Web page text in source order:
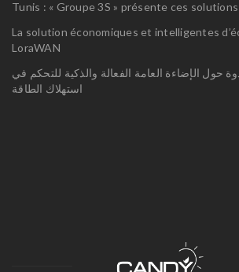
Tunis : « Groupe 3S » présente ces
La solution économiques et intelligentes
LoraWAN
ندوة حول الإضاءة العامة الفعالة والذكية للتحكم في
استهلاك الطاقة